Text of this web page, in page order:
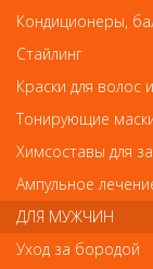
1982 RuNail
Арт.1982
Кондиционеры,
Стайлинг
Краски для волос
Тонирующие
Химсоставы для
Ампульное
ДЛЯ МУЖЧИН
Уход за бородой